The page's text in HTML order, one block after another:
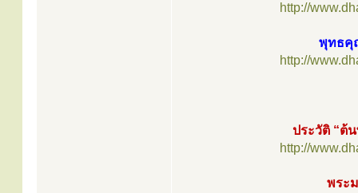
http://
พุทธคุ
http://
ประวัติ “ต้
http://
พระ